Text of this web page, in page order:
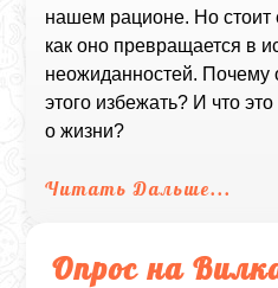
нашем рационе. Но стоит
как оно превращается в
неожиданностей. Почему
этого избежать? И что
о жизни?
Читать Дальше...
Опрос на